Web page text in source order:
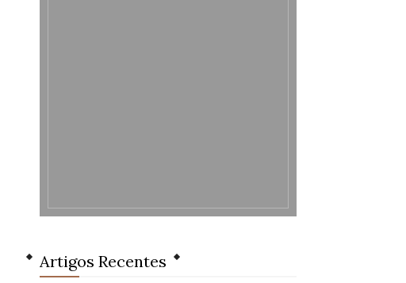
Artigos Recentes